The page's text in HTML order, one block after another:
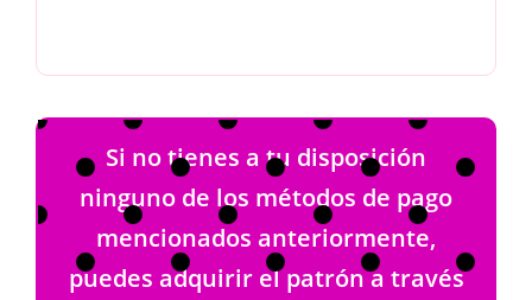
Si no tienes a tu disposición
ninguno de los métodos de pago
mencionados anteriormente,
puedes adquirir el patrón a través